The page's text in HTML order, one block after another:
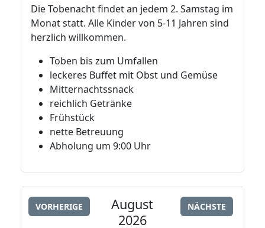
Die Tobenacht findet an jedem 2. Samstag im
Monat statt. Alle Kinder von 5-11 Jahren sind
herzlich willkommen.
Toben bis zum Umfallen
leckeres Buffet mit Obst und Gemüse
Mitternachtssnack
reichlich Getränke
Frühstück
nette Betreuung
Abholung um 9:00 Uhr
VORHERIGE
August
2026
NÄCHSTE